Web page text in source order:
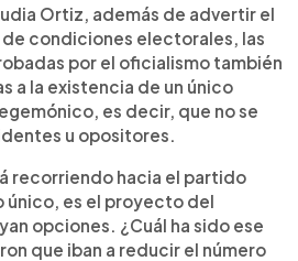
Ortiz, además de advertir el
condiciones electorales, las
por el oficialismo también
a la existencia de un único
es decir, que no se
u opositores.
recorriendo hacia el partido
único, es el proyecto del
opciones. ¿Cuál ha sido ese
que iban a reducir el número